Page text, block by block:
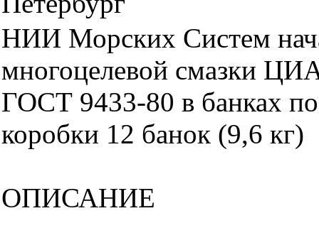
НИИ Морских Систем
многоцелевой смазки
ГОСТ 9433-80 в банках
коробки 12 банок (9,6 кг)
ОПИСАНИЕ